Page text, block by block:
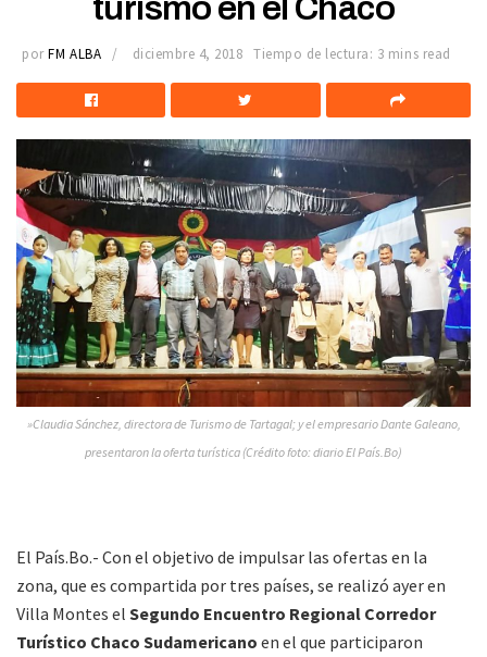
turismo en el Chaco
por FM ALBA diciembre 4, 2018 Tiempo de lectura: 3 mins read
»Claudia Sánchez, directora de Turismo de Tartagal; y el empresario Dante Galeano,
presentaron la oferta turística (Crédito foto: diario El País.Bo)
El País.Bo.- Con el objetivo de impulsar las ofertas en la
zona, que es compartida por tres países, se realizó ayer en
Villa Montes el Segundo Encuentro Regional Corredor
Turístico Chaco Sudamericano en el que participaron